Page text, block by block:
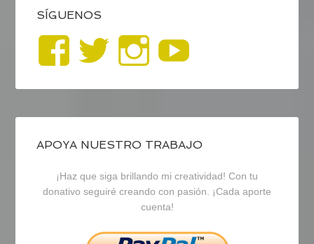
SÍGUENOS
Ver
perfil
de
blogrecursosep
en
Facebook
Ver
perfil
de
recursosep
en
Twitter
Ver
perfil
de
recursosep
en
Instagram
APOYA NUESTRO TRABAJO
¡Haz que siga brillando mi creatividad! Con tu
donativo seguiré creando con pasión. ¡Cada aporte
cuenta!